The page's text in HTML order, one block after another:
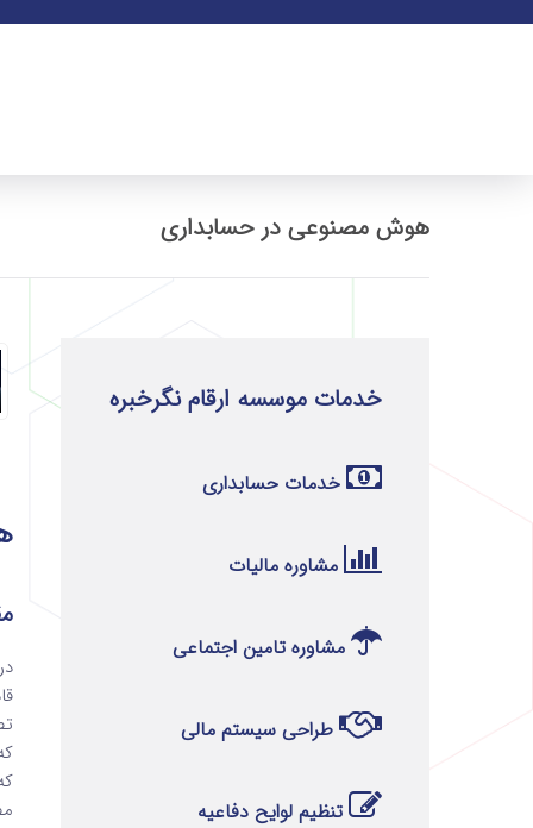
هوش مصنوعی در حسابداری
خدمات موسسه ارقام نگرخبره
خدمات حسابداری
مشاوره مالیات
مشاوره تامین اجتماعی
طراحی سیستم مالی
تنظیم لوایح دفاعیه